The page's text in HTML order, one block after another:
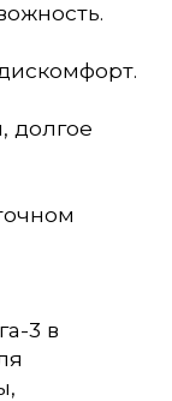
долгое
3 в